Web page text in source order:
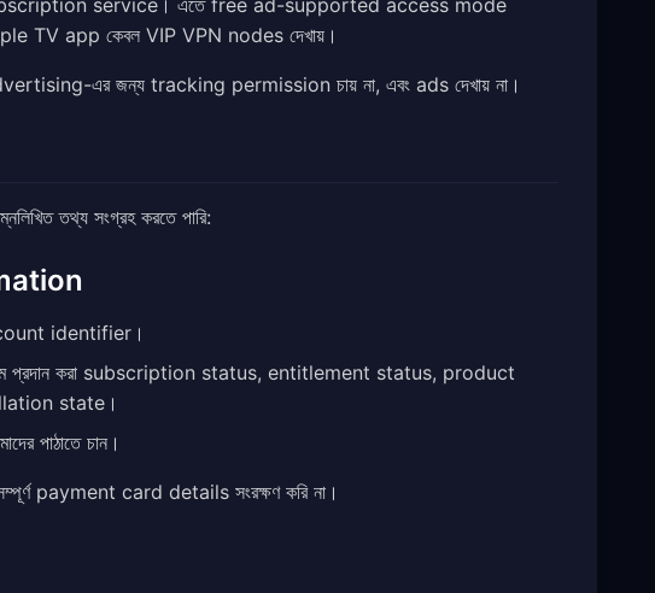
TV app কেবল VIP VPN nodes দেখায়।
এর জন্য tracking permission চায় না, এবং ads দেখায় না।
তথ্য সংগ্রহ করতে পারি:
identifier।
করা subscription status, entitlement status, product
state।
পাঠাতে চান।
payment card details সংরক্ষণ করি না।